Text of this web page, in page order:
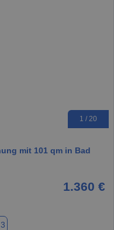
1 / 20
mit 101 qm in Bad
1.360 €